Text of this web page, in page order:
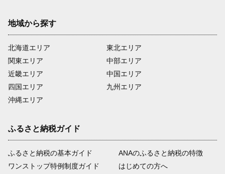
地域から探す
北海道エリア
関東エリア
近畿エリア
四国エリア
沖縄エリア
東北エリア
中部エリア
中国エリア
九州エリア
ふるさと納税ガイド
ふるさと納税の基本ガイド
ワンストップ特例制度ガイド
ANAのふるさと納税の特徴
はじめての方へ